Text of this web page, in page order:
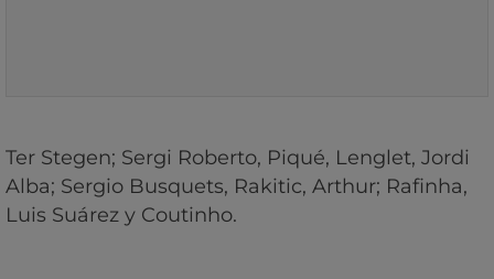
Ter Stegen; Sergi Roberto, Piqué, Lenglet, Jordi
Alba; Sergio Busquets, Rakitic, Arthur; Rafinha,
Luis Suárez y Coutinho.